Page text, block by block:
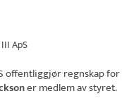
ApS
offentliggjør regnskap for
er medlem av styret.